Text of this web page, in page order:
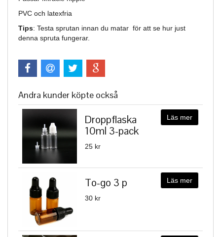
PVC och latexfria
Tips: Testa sprutan innan du matar för att se hur just
denna spruta fungerar.
Andra kunder köpte också
Droppflaska
10ml 3-pack
25 kr
Läs mer
To-go 3 p
30 kr
Läs mer